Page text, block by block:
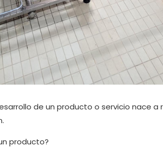
de un producto o servicio nace a
producto?